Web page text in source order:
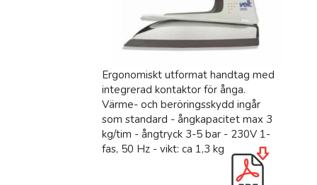
Ergonomiskt utformat handtag med
integrerad kontaktor för ånga.
Värme- och beröringsskydd ingår
som standard - ångkapacitet max 3
kg/tim - ångtryck 3-5 bar - 230V 1-
fas, 50 Hz - vikt: ca 1,3 kg